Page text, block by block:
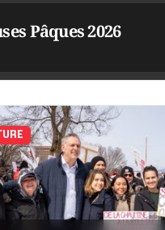
Pâques 2026